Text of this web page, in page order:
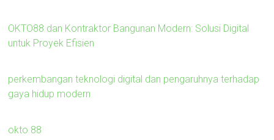
OKTO88 dan Kontraktor Bangunan Modern: Solusi Digital
untuk Proyek Efisien
perkembangan teknologi digital dan pengaruhnya terhadap
gaya hidup modern
okto 88